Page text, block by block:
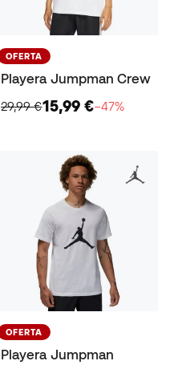
OFERTA
Playera Jumpman Crew
29,99 €15,99 €−47%
OFERTA
Playera Jumpman